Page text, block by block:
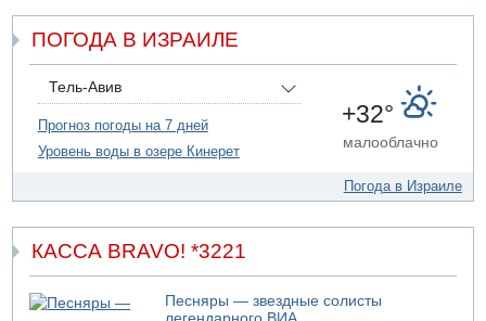
07.08.2026 19:16
ДТП в Ашдоде: тяжело ранены двое маленьких детей
07.08.2026 19:14
Скончался водитель, врезавшийся в стену в
Иерусалиме
07.08.2026 17:57
коррупционных отношениях с Йоавом Элиаси
БАГАЦ отказался заморозить лишение налоговых льгот
ПОГОДА В ИЗРАИЛЕ
Тель-Авив
Прогноз погоды на 7 дней
Уровень воды в озере Кинерет
+32°
малооблачно
Погода в Израиле
КАССА BRAVO! *3221
Песняры — звездные солисты